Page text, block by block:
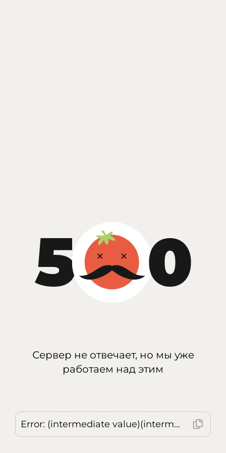
Сервер не отвечает, но мы уже
работаем над этим
Error: (intermediate value)(intermediate value)(intermediate value).replaceAll is not a function